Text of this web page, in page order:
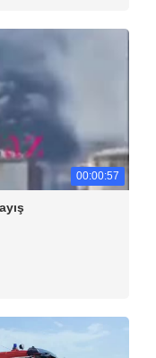
00:00:57